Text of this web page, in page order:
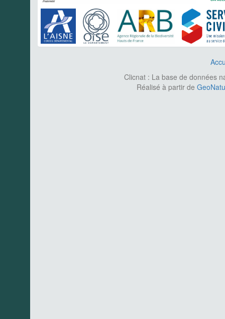
Clicnat : La base de données
Réalisé à partir de